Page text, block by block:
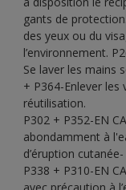
gants de
des yeux ou du
l’environnement.
Se laver les mains
+ P364-Enlever
réutilisation.
P302 + P352-EN
abondamment à
d’éruption
P338 + P310-EN